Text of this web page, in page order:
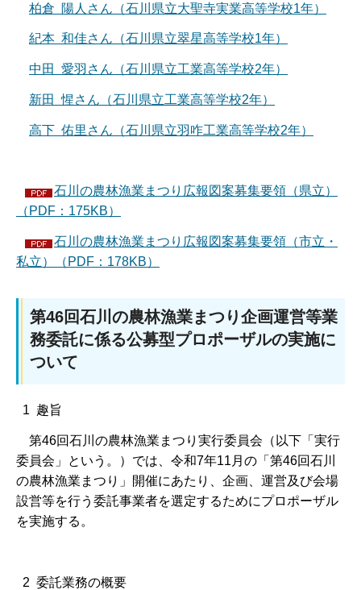
柏倉 陽人さん（石川県立大聖寺実業高等学校1年）
紀本 和佳さん（石川県立翠星高等学校1年）
中田 愛羽さん（石川県立工業高等学校2年）
新田 惺さん（石川県立工業高等学校2年）
高下 佑里さん（石川県立羽咋工業高等学校2年）
石川の農林漁業まつり広報図案募集要領（県立）
（PDF：175KB）
石川の農林漁業まつり広報図案募集要領（市立・
私立）（PDF：178KB）
第46回石川の農林漁業まつり企画運営等業
務委託に係る公募型プロポーザルの実施に
ついて
1 趣旨
第46回石川の農林漁業まつり実行委員会（以下「実行
委員会」という。）では、令和7年11月の「第46回石川
の農林漁業まつり」開催にあたり、企画、運営及び会場
設営等を行う委託事業者を選定するためにプロポーザル
を実施する。
2 委託業務の概要